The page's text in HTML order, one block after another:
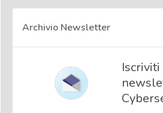
Archivio Newsletter